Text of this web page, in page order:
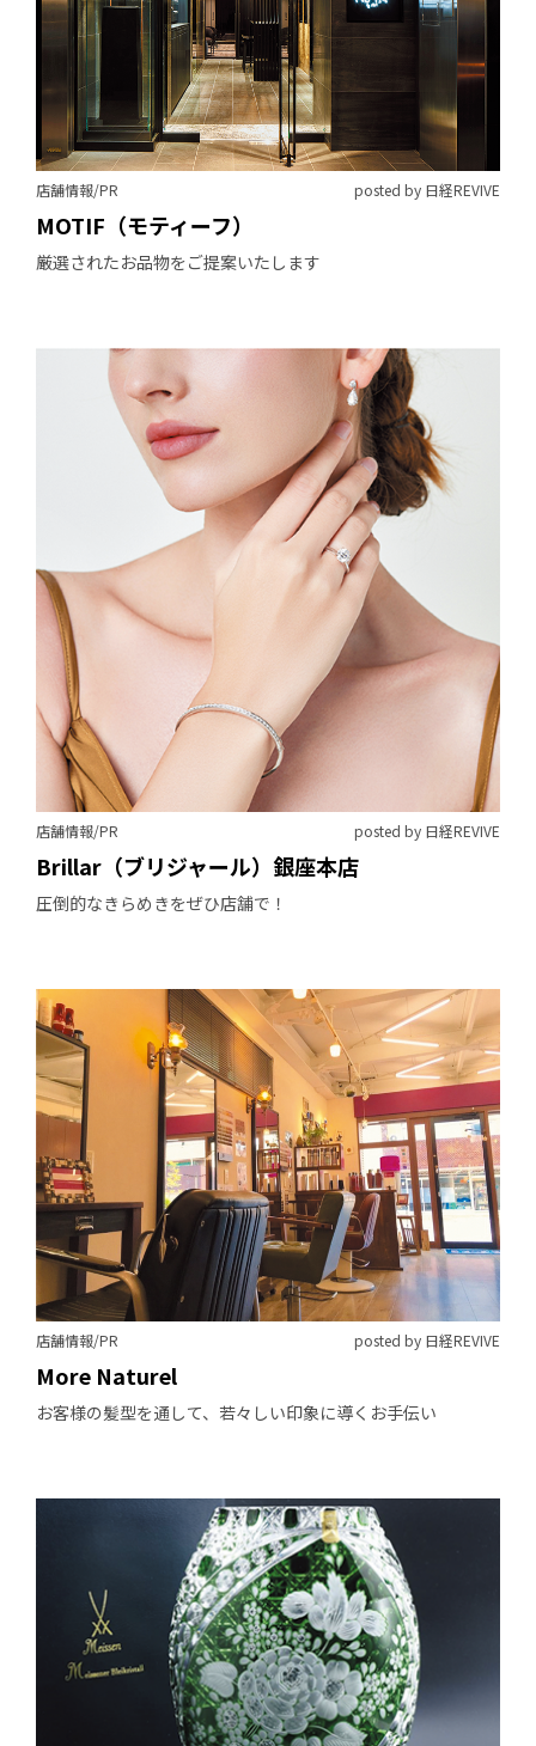
店舗情報/PR posted by 日経REVIVE
MOTIF（モティーフ）
厳選されたお品物をご提案いたします
店舗情報/PR posted by 日経REVIVE
Brillar（ブリジャール）銀座本店
圧倒的なきらめきをぜひ店舗で！
店舗情報/PR posted by 日経REVIVE
More Naturel
お客様の髪型を通して、若々しい印象に導くお手伝い